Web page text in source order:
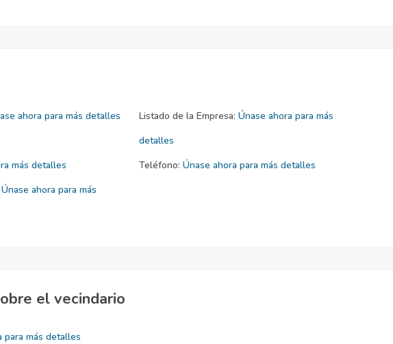
ahora para más detalles Listado de la Empresa: Únase ahora para más
detalles
más detalles Teléfono: Únase ahora para más detalles
Únase ahora para más
el vecindario
para más detalles